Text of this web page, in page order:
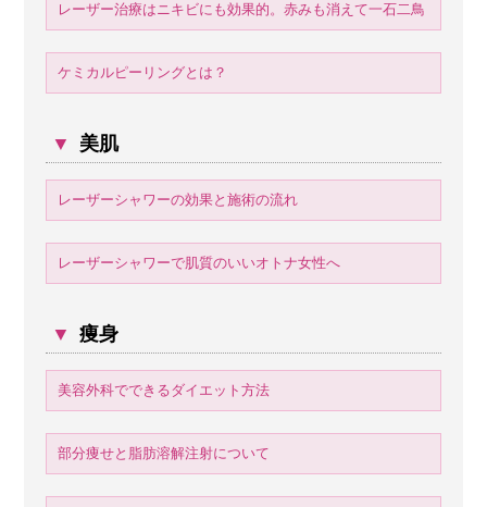
レーザー治療はニキビにも効果的。赤みも消えて一石二鳥
ケミカルピーリングとは？
▼ 美肌
レーザーシャワーの効果と施術の流れ
レーザーシャワーで肌質のいいオトナ女性へ
▼ 痩身
美容外科でできるダイエット方法
部分痩せと脂肪溶解注射について